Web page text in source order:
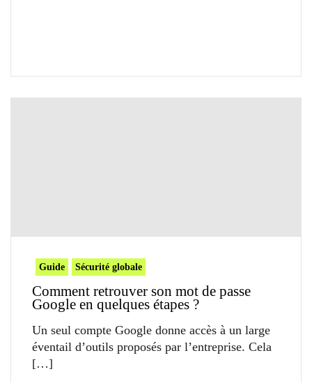
Guide Sécurité globale
Comment retrouver son mot de passe
Google en quelques étapes ?
Un seul compte Google donne accès à un large
éventail d’outils proposés par l’entreprise. Cela